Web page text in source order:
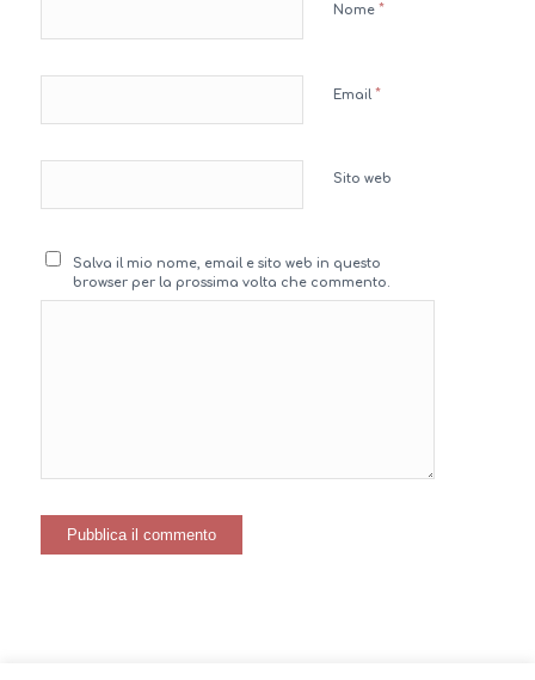
Nome *
Email *
Sito web
Salva il mio nome, email e sito web in questo
browser per la prossima volta che commento.